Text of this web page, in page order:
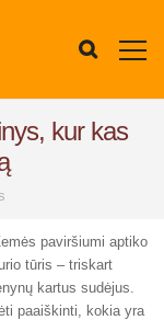
kur kas
paviršiumi aptiko
tūris – triskart
kartus sudėjus.
paaiškinti, kokia yra